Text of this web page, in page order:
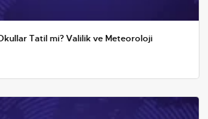
Tatil mi? Valilik ve Meteoroloji